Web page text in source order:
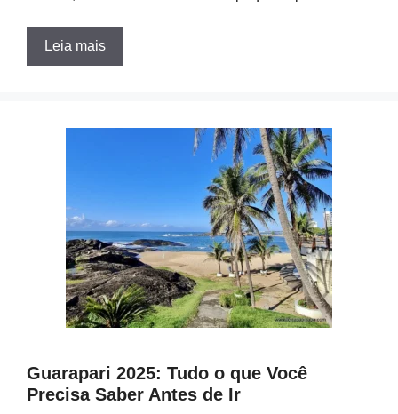
Leia mais
Guarapari 2025: Tudo o que Você
Precisa Saber Antes de Ir